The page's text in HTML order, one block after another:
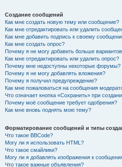
Создание сообщений
Как мне создать новую тему или сообщение?
Как мне отредактировать или удалить
Как мне добавить подпись к своему
Как мне создать опрос?
Почему я не могу добавить больше
Как мне отредактировать или удалить опрос?
Почему мне недоступны некоторые форумы?
Почему я не могу добавлять вложения?
Почему я получил предупреждение?
Как мне пожаловаться на сообщения
Что означает кнопка «Сохранить» при
Почему моё сообщение требует одобрения?
Как мне вновь поднять мою тему?
Форматирование сообщений и типы
Что такое BBCode?
Могу ли я использовать HTML?
Что такое смайлики?
Могу ли я добавлять изображения к
Что такое важные объявления?